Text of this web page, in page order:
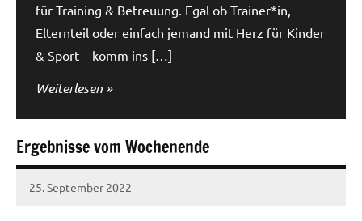
für Training & Betreuung. Egal ob Trainer*in,
Elternteil oder einfach jemand mit Herz für Kinder
& Sport – komm ins […]
Weiterlesen
Ergebnisse vom Wochenende
25. September 2022
Regio-